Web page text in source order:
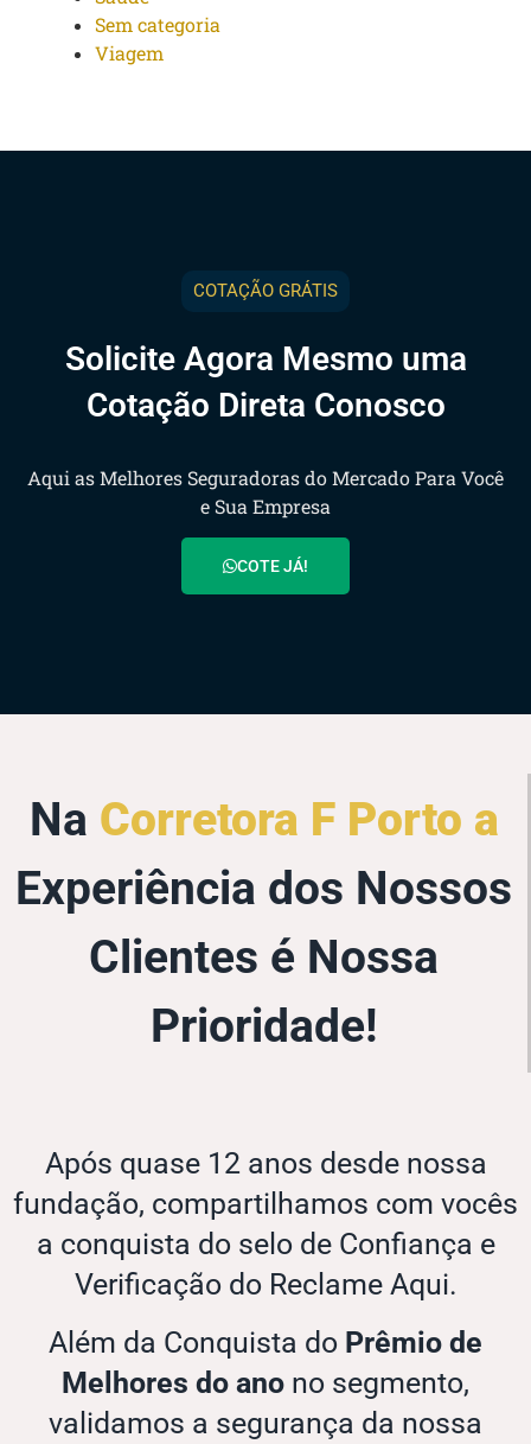
Sem categoria
Viagem
COTAÇÃO GRÁTIS
Solicite Agora Mesmo uma
Cotação Direta Conosco
Aqui as Melhores Seguradoras do Mercado Para Você
e Sua Empresa
COTE JÁ!
Na Corretora F Porto a
Experiência dos Nossos
Clientes é Nossa
Prioridade!
Após quase 12 anos desde nossa
fundação, compartilhamos com vocês
a conquista do selo de Confiança e
Verificação do Reclame Aqui.
Além da Conquista do Prêmio de
Melhores do ano no segmento,
validamos a segurança da nossa